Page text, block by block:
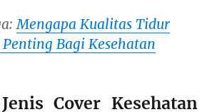
Mengapa Kualitas Tidur
Bagi Kesehatan
Cover Kesehatan